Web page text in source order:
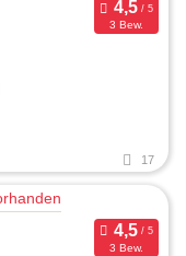
3 Bew.
17
3 Bew.